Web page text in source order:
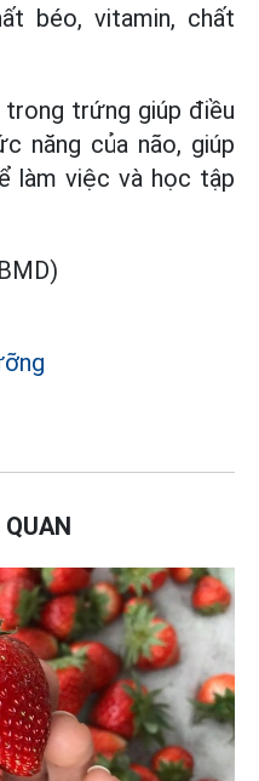
béo, vitamin, chất
trứng giúp điều
năng của não, giúp
làm việc và học tập